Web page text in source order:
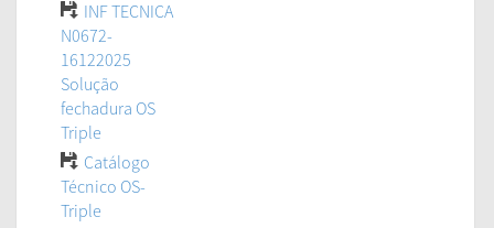
INF TECNICA
N0672-
16122025
Solução
fechadura OS
Triple
Catálogo
Técnico OS-
Triple